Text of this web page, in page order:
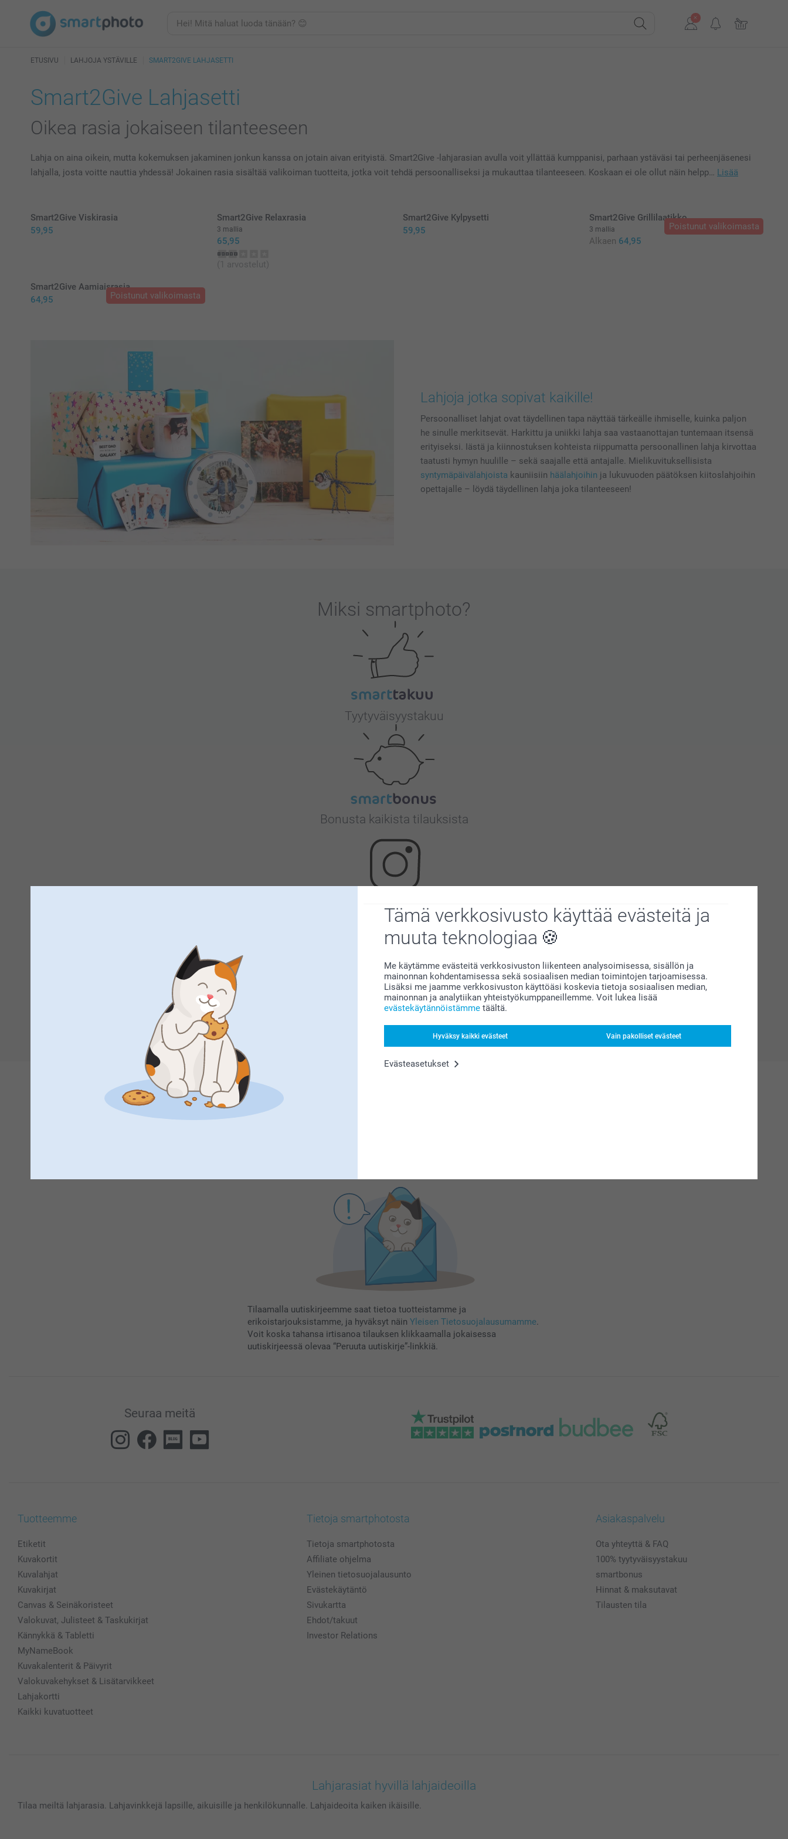
Tämä verkkosivusto käyttää evästeitä ja
muuta teknologiaa
Me käytämme evästeitä verkkosivuston liikenteen analysoimisessa, sisällön ja
mainonnan kohdentamisessa sekä sosiaalisen median toimintojen tarjoamisessa.
Lisäksi me jaamme verkkosivuston käyttöäsi koskevia tietoja sosiaalisen median,
mainonnan ja analytiikan yhteistyökumppaneillemme. Voit lukea lisää
evästekäytännöistämme täältä.
Hyväksy kaikki evästeet Vain pakolliset evästeet
Evästeasetukset
ETUSIVU LAHJOJA YSTÄVILLE SMART2GIVE LAHJASETTI
Smart2Give Lahjasetti
Oikea rasia jokaiseen tilanteeseen
Lahja on aina oikein, mutta kokemuksen jakaminen jonkun kanssa on jotain aivan erityistä. Smart2Give -lahjarasian avulla voit yllättää kumppanisi, parhaan ystäväsi tai perheenjäsenesi
lahjalla, josta voitte nauttia yhdessä! Jokainen rasia sisältää valikoiman tuotteita, jotka voit tehdä persoonalliseksi ja mukauttaa tilanteeseen. Koskaan ei ole ollut näin helpp… Lisää
Smart2Give Viskirasia
59,95
Smart2Give Relaxrasia
3 mallia
65,95
(1 arvostelut)
Smart2Give Kylpysetti
59,95
Poistunut valikoimasta
Smart2Give Grillilaatikko
3 mallia
Alkaen 64,95
Poistunut valikoimasta
Smart2Give Aamiaisrasia
64,95
Lahjoja jotka sopivat kaikille!
Persoonalliset lahjat ovat täydellinen tapa näyttää tärkeälle ihmiselle, kuinka paljon
he sinulle merkitsevät. Harkittu ja uniikki lahja saa vastaanottajan tuntemaan itsensä
erityiseksi. Iästä ja kiinnostuksen kohteista riippumatta persoonallinen lahja kirvottaa
taatusti hymyn huulille – sekä saajalle että antajalle. Mielikuvituksellisista
syntymäpäivälahjoista kauniisiin häälahjoihin ja lukuvuoden päätöksen kiitoslahjoihin
opettajalle – löydä täydellinen lahja joka tilanteeseen!
Miksi smartphoto?
Tyytyväisyystakuu
Bonusta kaikista tilauksista
Etsitkö inspiraatiota?
Olemme täällä sinun vuoksesi
Kirjoita sähköpostiosoitteesi tähän
Tilaamalla uutiskirjeemme saat tietoa tuotteistamme ja
erikoistarjouksistamme, ja hyväksyt näin Yleisen Tietosuojalausumamme.
Voit koska tahansa irtisanoa tilauksen klikkaamalla jokaisessa
uutiskirjeessä olevaa “Peruuta uutiskirje”-linkkiä.
Seuraa meitä
Tuotteemme
Etiketit
Kuvakortit
Kuvalahjat
Kuvakirjat
Canvas & Seinäkoristeet
Valokuvat, Julisteet & Taskukirjat
Kännykkä & Tabletti
MyNameBook
Kuvakalenterit & Päivyrit
Valokuvakehykset & Lisätarvikkeet
Lahjakortti
Kaikki kuvatuotteet
Tietoja smartphotosta
Tietoja smartphotosta
Affiliate ohjelma
Yleinen tietosuojalausunto
Evästekäytäntö
Sivukartta
Ehdot/takuut
Investor Relations
Asiakaspalvelu
Ota yhteyttä & FAQ
100% tyytyväisyystakuu
smartbonus
Hinnat & maksutavat
Tilausten tila
Lahjarasiat hyvillä lahjaideoilla
Tilaa meiltä lahjarasia. Lahjavinkkejä lapsille, aikuisille ja henkilökunnalle. Lahjaideoita kaiken ikäisille.